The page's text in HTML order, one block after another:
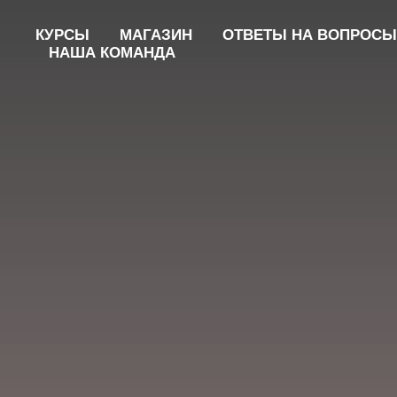
КУРCЫ МАГАЗИН
ОТВЕТЫ НА ВОПРОСЫ
НАША КОМАНДА